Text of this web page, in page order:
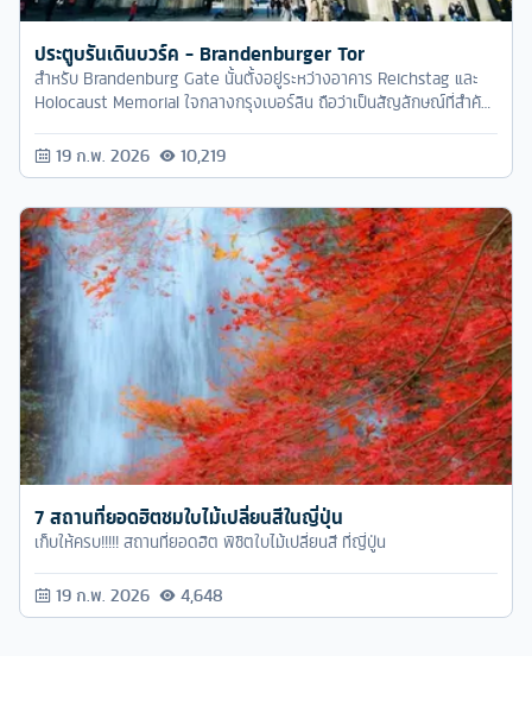
ประตูบรันเดินบวร์ค - Brandenburger Tor
สำหรับ Brandenburg Gate นั้นตั้งอยู่ระหว่างอาคาร Reichstag และ
Holocaust Memorial ใจกลางกรุงเบอร์ลิน ถือว่าเป็นสัญลักษณ์ที่สำคัญ
19 ก.พ. 2026 10,219
7 สถานที่ยอดฮิตชมใบไม้เปลี่ยนสีในญี่ปุ่น
เก็บให้ครบ!!!!! สถานที่ยอดฮิต พิชิตใบไม้เปลี่ยนสี ที่ญี่ปู่น
19 ก.พ. 2026 4,648